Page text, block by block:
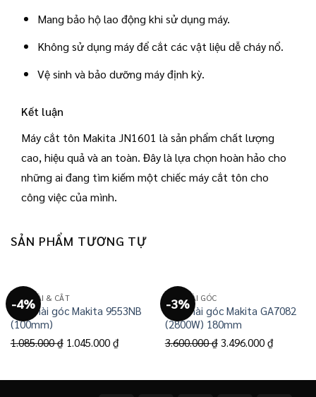
Mang bảo hộ lao động khi sử dụng máy.
Không sử dụng máy để cắt các vật liệu dễ cháy nổ.
Vệ sinh và bảo dưỡng máy định kỳ.
Kết luận
Máy cắt tôn Makita JN1601 là sản phẩm chất lượng
cao, hiệu quả và an toàn. Đây là lựa chọn hoàn hảo cho
những ai đang tìm kiếm một chiếc máy cắt tôn cho
công việc của mình.
SẢN PHẨM TƯƠNG TỰ
-4%
MÁY MÀI & CẮT
Máy mài góc Makita 9553NB
(100mm)
1.085.000₫ Giá
1.045.000 ₫Giá
-3%
MÁY MÀI GÓC
Máy mài góc Makita GA7082
(2800W) 180mm
3.600.000₫ Giá
3.496.000 ₫Giá